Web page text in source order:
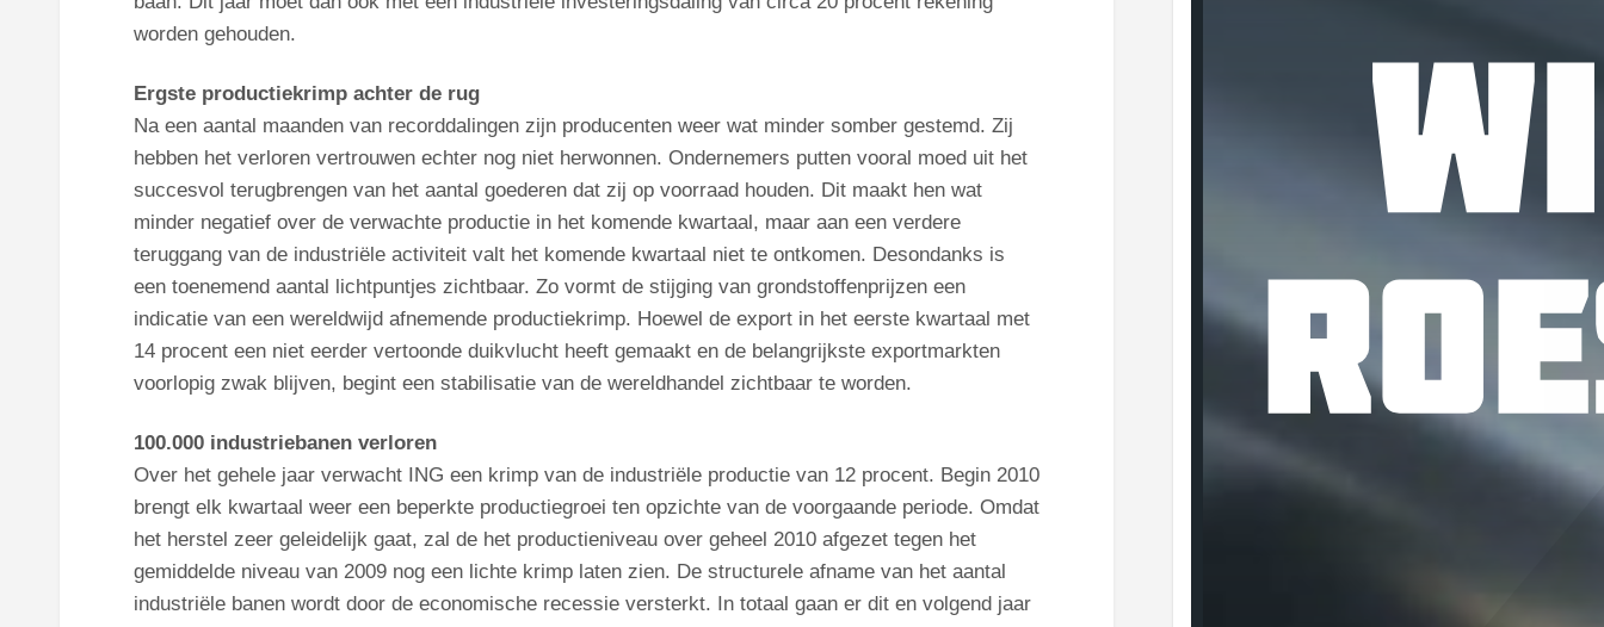
worden gehouden.
Ergste productiekrimp achter de rug
Na een aantal maanden van recorddalingen zijn producenten weer wat minder somber gestemd. Zij
hebben het verloren vertrouwen echter nog niet herwonnen. Ondernemers putten vooral moed uit het
succesvol terugbrengen van het aantal goederen dat zij op voorraad houden. Dit maakt hen wat
minder negatief over de verwachte productie in het komende kwartaal, maar aan een verdere
teruggang van de industriële activiteit valt het komende kwartaal niet te ontkomen. Desondanks is
een toenemend aantal lichtpuntjes zichtbaar. Zo vormt de stijging van grondstoffenprijzen een
indicatie van een wereldwijd afnemende productiekrimp. Hoewel de export in het eerste kwartaal met
14 procent een niet eerder vertoonde duikvlucht heeft gemaakt en de belangrijkste exportmarkten
voorlopig zwak blijven, begint een stabilisatie van de wereldhandel zichtbaar te worden.
100.000 industriebanen verloren
Over het gehele jaar verwacht ING een krimp van de industriële productie van 12 procent. Begin 2010
brengt elk kwartaal weer een beperkte productiegroei ten opzichte van de voorgaande periode. Omdat
het herstel zeer geleidelijk gaat, zal de het productieniveau over geheel 2010 afgezet tegen het
gemiddelde niveau van 2009 nog een lichte krimp laten zien. De structurele afname van het aantal
industriële banen wordt door de economische recessie versterkt. In totaal gaan er dit en volgend jaar